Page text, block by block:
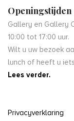
Openingstijden
Gallery en Gallery
10:00 tot 17:00 uur.
Wilt u uw bezoek
lunch of heeft u
Lees verder.
Privacyverklaring